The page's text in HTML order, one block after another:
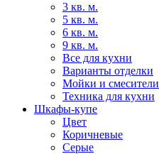
3 кв. м.
5 кв. м.
6 кв. м.
9 кв. м.
Все для кухни
Варианты отделки
Мойки и смесители
Техника для кухни
Шкафы-купе
Цвет
Коричневые
Серые